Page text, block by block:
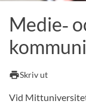
Medie‑
printSkriv ut
Vid